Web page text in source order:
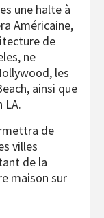
une halte à
Américaine,
de
ne
les
ainsi que
LA.
de
villes
de la
maison sur